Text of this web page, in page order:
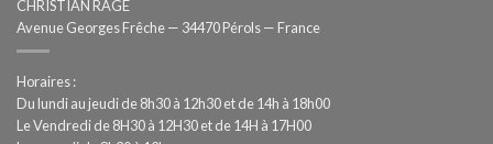
CHRISTIAN RAGE
Avenue Georges Frêche — 34470 Pérols — France
Horaires :
Du lundi au jeudi de 8h30 à 12h30 et de 14h à 18h00
Le Vendredi de 8H30 à 12H30 et de 14H à 17H00